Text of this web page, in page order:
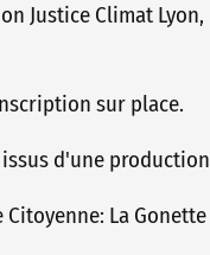
Justice Climat
sur place.
d'une
La